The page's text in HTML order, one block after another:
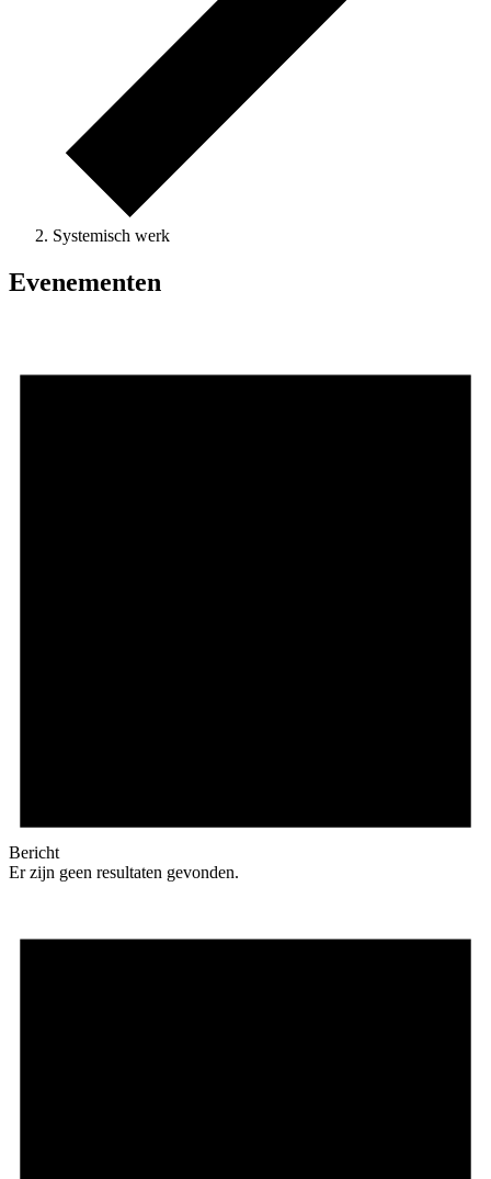
Systemisch werk
Evenementen
Bericht
Er zijn geen resultaten gevonden.